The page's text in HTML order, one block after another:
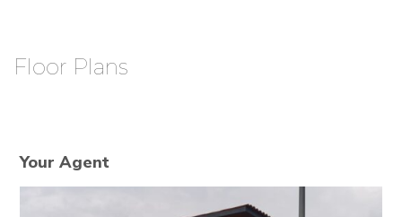
Floor Plans
Your Agent